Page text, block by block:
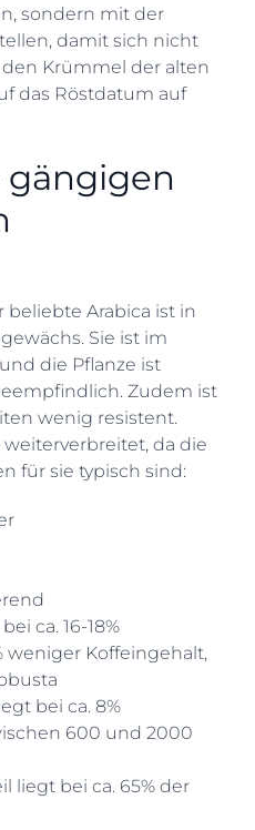
sondern mit der
damit sich nicht
Krümmel der alten
das Röstdatum auf
gängigen
beliebte Arabica ist in
Sie ist im
die Pflanze ist
Zudem ist
wenig resistent.
da die
für sie typisch sind:
ca. 16-18%
weniger Koffeingehalt,
bei ca. 8%
600 und 2000
liegt bei ca. 65% der